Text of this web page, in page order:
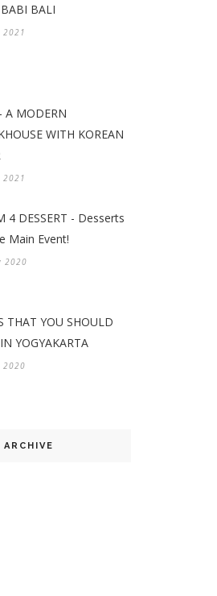
BALI
2021
A MODERN
WITH KOREAN
2021
4 DESSERT - Desserts
Main Event!
2020
THAT YOU SHOULD
YOGYAKARTA
2020
ARCHIVE